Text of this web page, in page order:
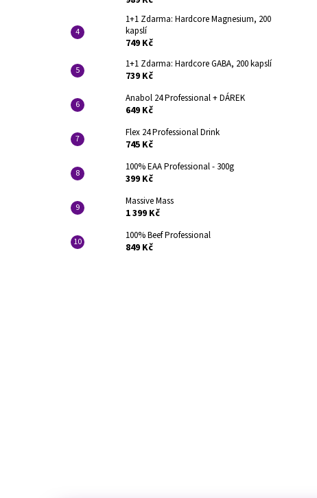
1+1 Zdarma: Hardcore Magnesium, 200
kapslí
749 Kč
1+1 Zdarma: Hardcore GABA, 200 kapslí
739 Kč
Anabol 24 Professional + DÁREK
649 Kč
Flex 24 Professional Drink
745 Kč
100% EAA Professional - 300g
399 Kč
Massive Mass
1 399 Kč
100% Beef Professional
849 Kč